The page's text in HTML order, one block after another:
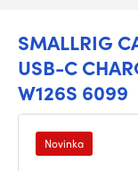
SMALLRIG
USB-C
W126S 6099
Novinka